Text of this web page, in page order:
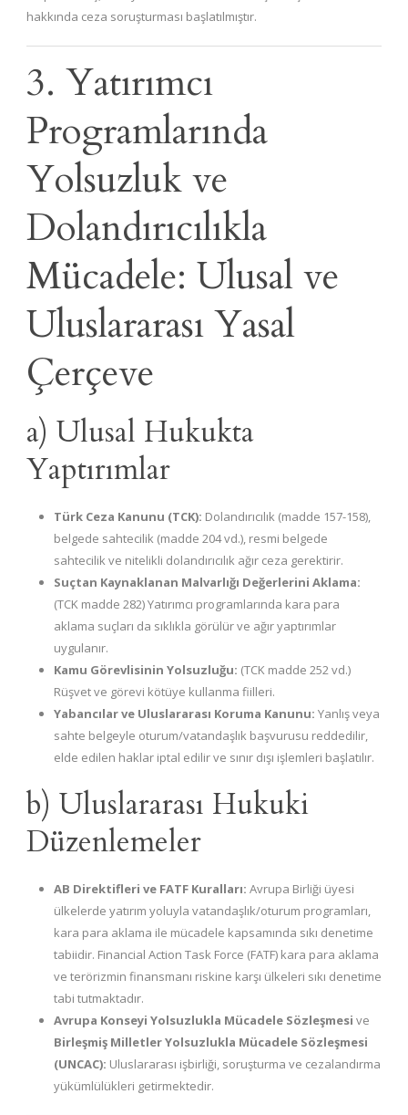
hakkında ceza soruşturması başlatılmıştır.
3. Yatırımcı
Programlarında
Yolsuzluk ve
Dolandırıcılıkla
Mücadele: Ulusal ve
Uluslararası Yasal
Çerçeve
a) Ulusal Hukukta
Yaptırımlar
Türk Ceza Kanunu (TCK): Dolandırıcılık (madde 157-158),
belgede sahtecilik (madde 204 vd.), resmi belgede
sahtecilik ve nitelikli dolandırıcılık ağır ceza gerektirir.
Suçtan Kaynaklanan Malvarlığı Değerlerini Aklama:
(TCK madde 282) Yatırımcı programlarında kara para
aklama suçları da sıklıkla görülür ve ağır yaptırımlar
uygulanır.
Kamu Görevlisinin Yolsuzluğu: (TCK madde 252 vd.)
Rüşvet ve görevi kötüye kullanma fiilleri.
Yabancılar ve Uluslararası Koruma Kanunu: Yanlış veya
sahte belgeyle oturum/vatandaşlık başvurusu reddedilir,
elde edilen haklar iptal edilir ve sınır dışı işlemleri başlatılır.
b) Uluslararası Hukuki
Düzenlemeler
AB Direktifleri ve FATF Kuralları: Avrupa Birliği üyesi
ülkelerde yatırım yoluyla vatandaşlık/oturum programları,
kara para aklama ile mücadele kapsamında sıkı denetime
tabiidir. Financial Action Task Force (FATF) kara para aklama
ve terörizmin finansmanı riskine karşı ülkeleri sıkı denetime
tabi tutmaktadır.
Avrupa Konseyi Yolsuzlukla Mücadele Sözleşmesi ve
Birleşmiş Milletler Yolsuzlukla Mücadele Sözleşmesi
(UNCAC): Uluslararası işbirliği, soruşturma ve cezalandırma
yükümlülükleri getirmektedir.